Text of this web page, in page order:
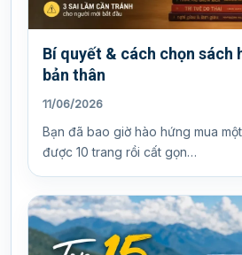
Bí quyết & cách chọn sách
bản thân
11/06/2026
Bạn đã bao giờ hào hứng mua
được 10 trang rồi cất gọn…